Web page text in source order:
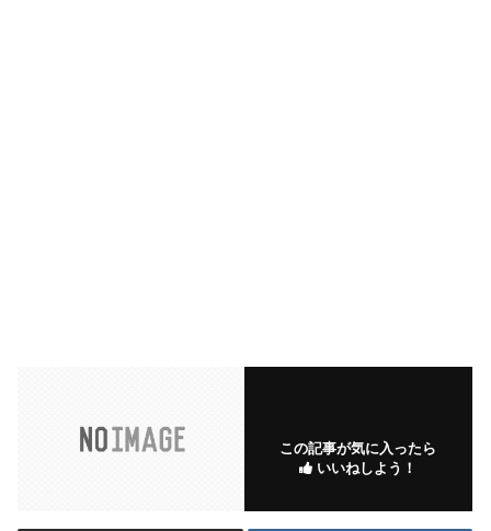
この記事が気に入ったら
いいねしよう！